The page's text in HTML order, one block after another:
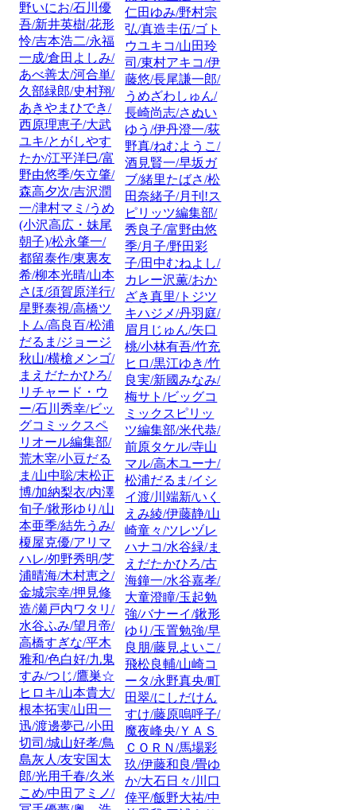
野いにお/石川優
吾/新井英樹/花形
怜/吉本浩二/永福
一成/倉田よしみ/
あべ善太/河合単/
久部緑郎/史村翔/
あきやまひでき/
西原理恵子/大武
ユキ/とがしやす
たか/江平洋巳/富
野由悠季/矢立肇/
森高夕次/吉沢潤
一/津村マミ/うめ
(小沢高広・妹尾
朝子)/松永肇一/
都留泰作/東裏友
希/柳本光晴/山本
さほ/須賀原洋行/
星野泰視/高橋ツ
トム/高良百/松浦
だるま/ジョージ
秋山/横槍メンゴ/
まえだたかひろ/
リチャード・ウ
ー/石川秀幸/ビッ
グコミックスペ
リオール編集部/
荒木宰/小豆だる
ま/山中聡/末松正
博/加納梨衣/内澤
旬子/鍬形ゆり/山
本亜季/結先うみ/
榎屋克優/アリマ
ハレ/夘野秀明/芝
浦晴海/木村恵之/
金城宗幸/押見修
造/瀬戸内ワタリ/
水谷ふみ/望月帝/
高橋すぎな/平木
雅和/色白好/九鬼
すみ/つじ/鷹巣☆
ヒロキ/山本貴大/
根本拓実/山田一
迅/渡邊夢己/小田
切司/城山好孝/鳥
島灰人/友安国太
郎/光用千春/久米
こめ/中田アミノ/
仁田ゆみ/野村宗
弘/真造圭伍/ゴト
ウユキコ/山田玲
司/東村アキコ/伊
藤悠/長尾謙一郎/
うめざわしゅん/
長崎尚志/さぬい
ゆう/伊丹澄一/荻
野真/ねむようこ/
酒見賢一/早坂ガ
ブ/緒里たばさ/松
田奈緒子/月刊!ス
ピリッツ編集部/
秀良子/富野由悠
季/月子/野田彩
子/田中むねよし/
カレー沢薫/おか
ざき真里/トジツ
キハジメ/丹羽庭/
眉月じゅん/矢口
桃/小林有吾/竹充
ヒロ/黒江ゆき/竹
良実/新國みなみ/
梅サト/ビッグコ
ミックスピリッ
ツ編集部/米代恭/
前原タケル/寺山
マル/高木ユーナ/
松浦だるま/イシ
イ渡/川端新/いく
えみ綾/伊藤静/山
崎童々/ツレヅレ
ハナコ/水谷緑/ま
えだたかひろ/古
海鐘一/水谷嘉孝/
大童澄瞳/玉起勉
強/バナーイ/鍬形
ゆり/玉置勉強/早
良朋/藤見よいこ/
飛松良輔/山崎コ
ータ/永野真央/町
田翠/にしだけん
すけ/藤原嗚呼子/
魔夜峰央/ＹＡＳ
ＣＯＲＮ/馬場彩
玖/伊藤和良/畳ゆ
か/大石日々/川口
倖平/飯野大祐/中